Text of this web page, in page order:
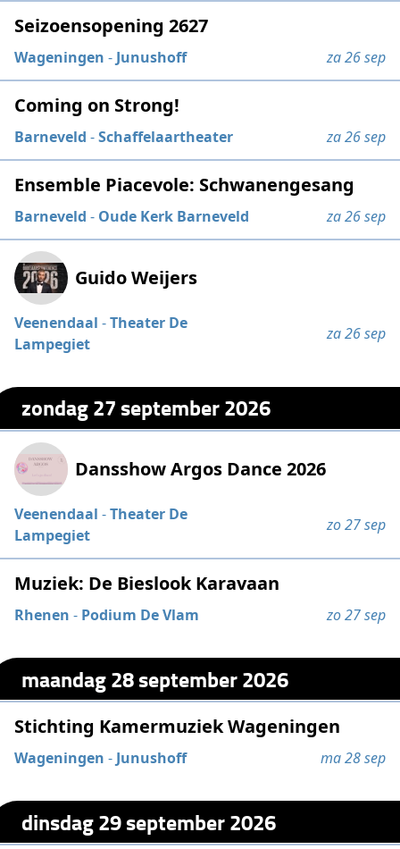
Seizoensopening 2627
Wageningen - Junushoff za 26 sep
Coming on Strong!
Barneveld -Schaffelaartheater za 26 sep
Ensemble Piacevole: Schwanengesang
Barneveld - Oude Kerk Barneveld za 26 sep
Guido Weijers
Veenendaal -Theater De
Lampegiet
za 26 sep
zondag 27 september 2026
Dansshow Argos Dance 2026
Veenendaal -Theater De
Lampegiet
zo 27 sep
Muziek: De Bieslook Karavaan
Rhenen - Podium De Vlam zo 27 sep
maandag 28 september 2026
Stichting Kamermuziek Wageningen
Wageningen - Junushoff ma 28 sep
dinsdag 29 september 2026